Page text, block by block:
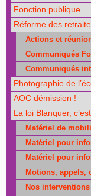
Fonction publique
Réforme des
Actions et
Communiqués
Communiqués
Photographie de
AOC démission !
La loi Blanquer,
Matériel de
Matériel pour
Matériel pour
Motions, appels,
Nos interventions